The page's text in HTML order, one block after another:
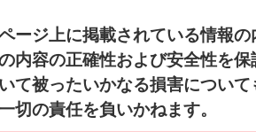
ージ上に掲載されている情報
内容の正確性および安全性を
て被ったいかなる損害につい
切の責任を負いかねます。